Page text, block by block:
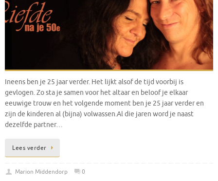
Ineens ben je 25 jaar verder. Het lijkt alsof de tijd voorbij is
gevlogen. Zo sta je samen voor het altaar en beloof je elkaar
eeuwige trouw en het volgende moment ben je 25 jaar verder en
zijn de kinderen al (bijna) volwassen.Al die jaren word je naast
dezelfde partner…
Lees verder
Marion Middendorp 0